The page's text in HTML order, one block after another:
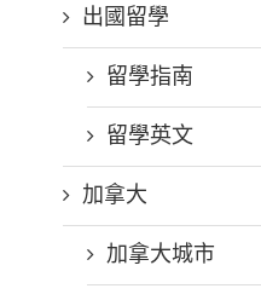
出國留學
留學指南
留學英文
加拿大
加拿大城市